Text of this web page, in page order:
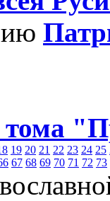
тома
19 20 21 22 23 24 25
67 68 69 70 71 72 73